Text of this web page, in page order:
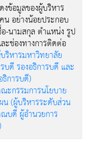
งข้อมูลของผู้บริหาร
น อย่างน้อยประกอบ
-นามสกุล ตำแหน่ง รูป
ะช่องทางการติดต่อ
ริหารมหาวิทยาลัย
บดี รองอธิการบดี และ
ธิการบดี)
ะกรรมการนโยบาย
น (ผู้บริหารระดับส่วน
บดี ผู้อำนวยการ